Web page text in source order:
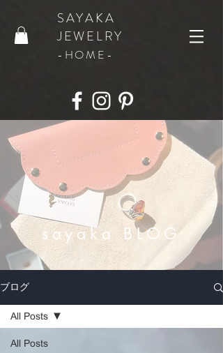
SAYAKA
JEWELRY
​-HOME-
​sayaka BLOG
ブログ
All Posts
All Posts